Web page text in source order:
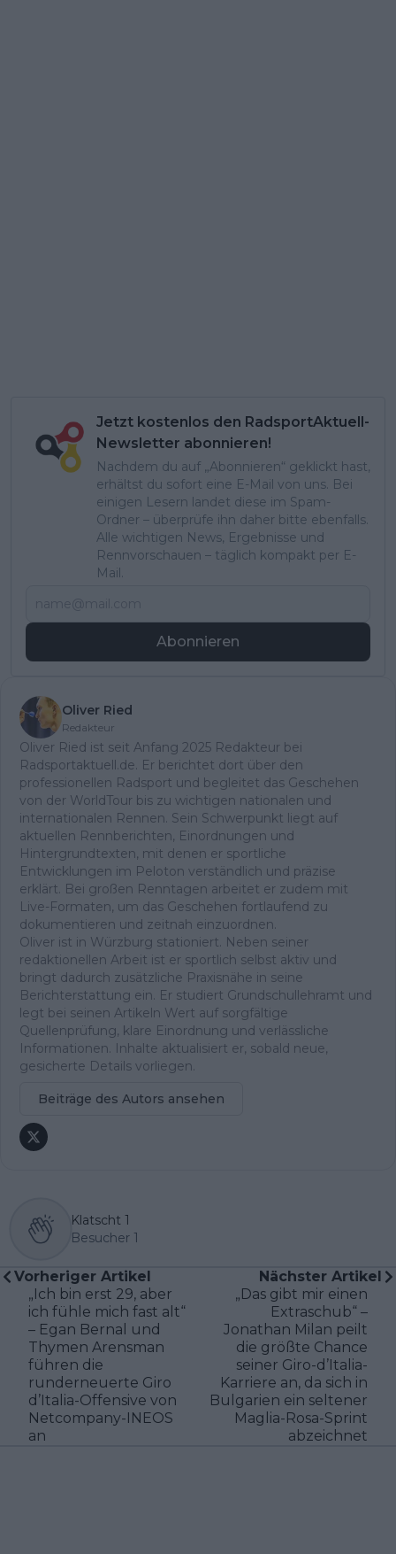
Jetzt kostenlos den RadsportAktuell-
Newsletter abonnieren!
Nachdem du auf „Abonnieren“ geklickt hast,
erhältst du sofort eine E-Mail von uns. Bei
einigen Lesern landet diese im Spam-
Ordner – überprüfe ihn daher bitte ebenfalls.
Alle wichtigen News, Ergebnisse und
Rennvorschauen – täglich kompakt per E-
Mail.
Abonnieren
Oliver Ried
Redakteur
Oliver Ried ist seit Anfang 2025 Redakteur bei
Radsportaktuell.de. Er berichtet dort über den
professionellen Radsport und begleitet das Geschehen
von der WorldTour bis zu wichtigen nationalen und
internationalen Rennen. Sein Schwerpunkt liegt auf
aktuellen Rennberichten, Einordnungen und
Hintergrundtexten, mit denen er sportliche
Entwicklungen im Peloton verständlich und präzise
erklärt. Bei großen Renntagen arbeitet er zudem mit
Live-Formaten, um das Geschehen fortlaufend zu
dokumentieren und zeitnah einzuordnen.
Oliver ist in Würzburg stationiert. Neben seiner
redaktionellen Arbeit ist er sportlich selbst aktiv und
bringt dadurch zusätzliche Praxisnähe in seine
Berichterstattung ein. Er studiert Grundschullehramt und
legt bei seinen Artikeln Wert auf sorgfältige
Quellenprüfung, klare Einordnung und verlässliche
Informationen. Inhalte aktualisiert er, sobald neue,
gesicherte Details vorliegen.
Beiträge des Autors ansehen
Klatscht 1
Besucher 1
Vorheriger Artikel
„Ich bin erst 29, aber
ich fühle mich fast alt“
– Egan Bernal und
Thymen Arensman
führen die
runderneuerte Giro
d’Italia-Offensive von
Netcompany-INEOS
an
Nächster Artikel
„Das gibt mir einen
Extraschub“ –
Jonathan Milan peilt
die größte Chance
seiner Giro-d’Italia-
Karriere an, da sich in
Bulgarien ein seltener
Maglia-Rosa-Sprint
abzeichnet